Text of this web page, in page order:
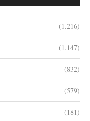
(1.216)
(1.147)
(832)
(579)
(181)